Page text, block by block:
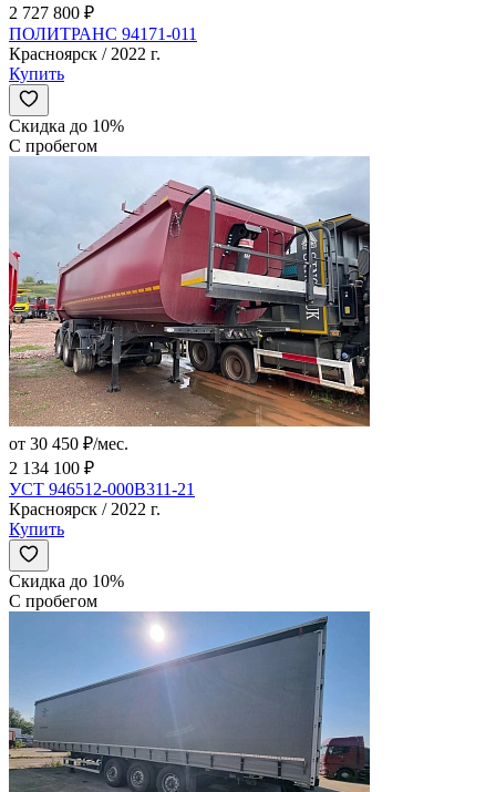
2 727 800 ₽
ПОЛИТРАНС 94171-011
Красноярск / 2022 г.
Купить
Скидка до 10%
С пробегом
от 30 450 ₽/мес.
2 134 100 ₽
УСТ 946512-000В311-21
Красноярск / 2022 г.
Купить
Скидка до 10%
С пробегом